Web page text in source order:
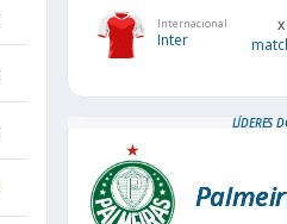
Internacional
Inter
x
LÍDERES